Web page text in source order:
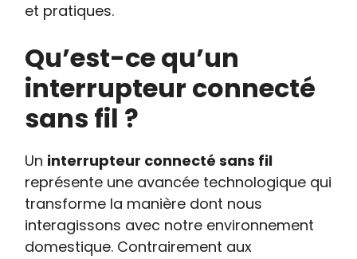
et pratiques.
Qu’est-ce qu’un
interrupteur connecté
sans fil ?
Un interrupteur connecté sans fil
représente une avancée technologique qui
transforme la manière dont nous
interagissons avec notre environnement
domestique. Contrairement aux